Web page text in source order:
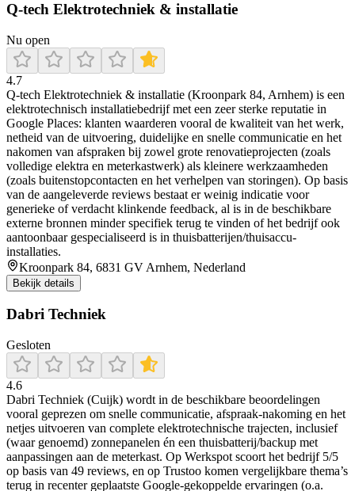
Q-tech Elektrotechniek & installatie
Nu open
4.7
Q-tech Elektrotechniek & installatie (Kroonpark 84, Arnhem) is een
elektrotechnisch installatiebedrijf met een zeer sterke reputatie in
Google Places: klanten waarderen vooral de kwaliteit van het werk,
netheid van de uitvoering, duidelijke en snelle communicatie en het
nakomen van afspraken bij zowel grote renovatieprojecten (zoals
volledige elektra en meterkastwerk) als kleinere werkzaamheden
(zoals buitenstopcontacten en het verhelpen van storingen). Op basis
van de aangeleverde reviews bestaat er weinig indicatie voor
generieke of verdacht klinkende feedback, al is in de beschikbare
externe bronnen minder specifiek terug te vinden of het bedrijf ook
aantoonbaar gespecialiseerd is in thuisbatterijen/thuisaccu-
installaties.
Kroonpark 84, 6831 GV Arnhem, Nederland
Bekijk details
Dabri Techniek
Gesloten
4.6
Dabri Techniek (Cuijk) wordt in de beschikbare beoordelingen
vooral geprezen om snelle communicatie, afspraak-nakoming en het
netjes uitvoeren van complete elektrotechnische trajecten, inclusief
(waar genoemd) zonnepanelen én een thuisbatterij/backup met
aanpassingen aan de meterkast. Op Werkspot scoort het bedrijf 5/5
op basis van 49 reviews, en op Trustoo komen vergelijkbare thema’s
terug in recenter geplaatste Google-gekoppelde ervaringen (o.a.